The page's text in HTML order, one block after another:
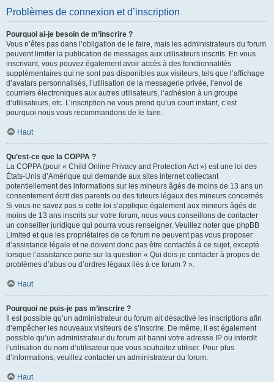
Problèmes de connexion et d’inscription
Pourquoi ai-je besoin de m’inscrire ?
Vous n’êtes pas dans l’obligation de le faire, mais les administrateurs du forum
peuvent limiter la publication de messages aux utilisateurs inscrits. En vous
inscrivant, vous pouvez également avoir accès à des fonctionnalités
supplémentaires qui ne sont pas disponibles aux visiteurs, tels que l’affichage
d’avatars personnalisés, l’utilisation de la messagerie privée, l’envoi de
courriers électroniques aux autres utilisateurs, l’adhésion à un groupe
d’utilisateurs, etc. L’inscription ne vous prend qu’un court instant, c’est
pourquoi nous vous recommandons de le faire.
Haut
Qu’est-ce que la COPPA ?
La COPPA (pour « Child Online Privacy and Protection Act ») est une loi des
États-Unis d’Amérique qui demande aux sites internet collectant
potentiellement des informations sur les mineurs âgés de moins de 13 ans un
consentement écrit des parents ou des tuteurs légaux des mineurs concernés.
Si vous ne savez pas si cette loi s’applique également aux mineurs âgés de
moins de 13 ans inscrits sur votre forum, nous vous conseillons de contacter
un conseiller juridique qui pourra vous renseigner. Veuillez noter que phpBB
Limited et que les propriétaires de ce forum ne peuvent pas vous proposer
d’assistance légale et ne doivent donc pas être contactés à ce sujet, excepté
lorsque l’assistance porte sur la question « Qui dois-je contacter à propos de
problèmes d’abus ou d’ordres légaux liés à ce forum ? ».
Haut
Pourquoi ne puis-je pas m’inscrire ?
Il est possible qu’un administrateur du forum ait désactivé les inscriptions afin
d’empêcher les nouveaux visiteurs de s’inscrire. De même, il est également
possible qu’un administrateur du forum ait banni votre adresse IP ou interdit
l’utilisation du nom d’utilisateur que vous souhaitez utiliser. Pour plus
d’informations, veuillez contacter un administrateur du forum.
Haut